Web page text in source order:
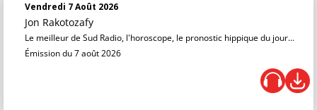
Vendredi 7 Août 2026
Jon Rakotozafy
Le meilleur de Sud Radio, l'horoscope, le pronostic hippique du jour...
Émission du 7 août 2026